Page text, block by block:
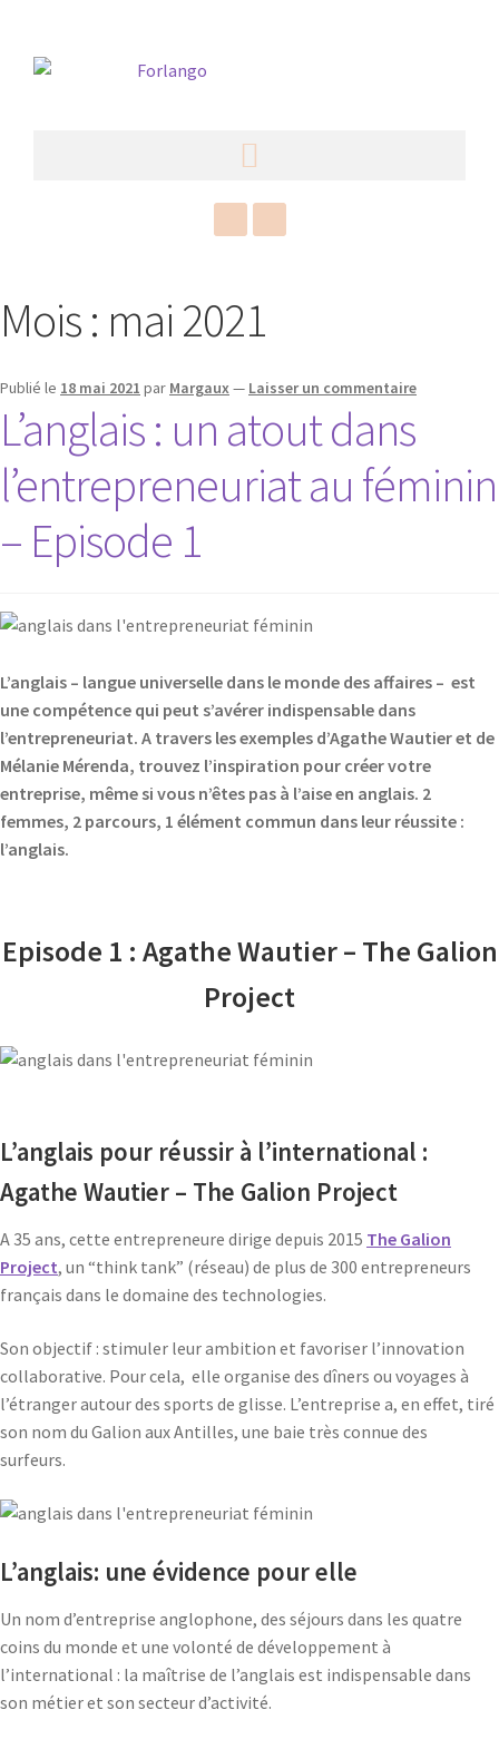
Mois : mai 2021
Publié le 18 mai 2021 par Margaux— Laisser un commentaire
L’anglais : un atout dans
l’entrepreneuriat au féminin
– Episode 1
L’anglais – langue universelle dans le monde des affaires – est
une compétence qui peut s’avérer indispensable dans
l’entrepreneuriat. A travers les exemples d’Agathe Wautier et de
Mélanie Mérenda, trouvez l’inspiration pour créer votre
entreprise, même si vous n’êtes pas à l’aise en anglais. 2
femmes, 2 parcours, 1 élément commun dans leur réussite :
l’anglais.
Episode 1 : Agathe Wautier – The Galion
Project
L’anglais pour réussir à l’international :
Agathe Wautier – The Galion Project
A 35 ans, cette entrepreneure dirige depuis 2015 The Galion
Project, un “think tank” (réseau) de plus de 300 entrepreneurs
français dans le domaine des technologies.
Son objectif : stimuler leur ambition et favoriser l’innovation
collaborative. Pour cela, elle organise des dîners ou voyages à
l’étranger autour des sports de glisse. L’entreprise a, en effet, tiré
son nom du Galion aux Antilles, une baie très connue des
surfeurs.
L’anglais: une évidence pour elle
Un nom d’entreprise anglophone, des séjours dans les quatre
coins du monde et une volonté de développement à
l’international : la maîtrise de l’anglais est indispensable dans
son métier et son secteur d’activité.